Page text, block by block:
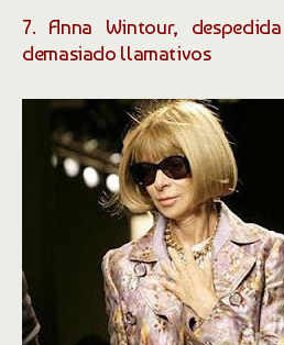
7. Anna Wintour,
demasiado llamativos